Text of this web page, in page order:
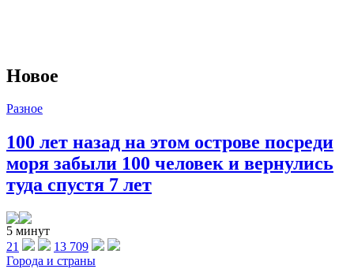
Новое
Разное
100 лет назад на этом острове посреди
моря забыли 100 человек и вернулись
туда спустя 7 лет
5 минут
21
13 709
Города и страны